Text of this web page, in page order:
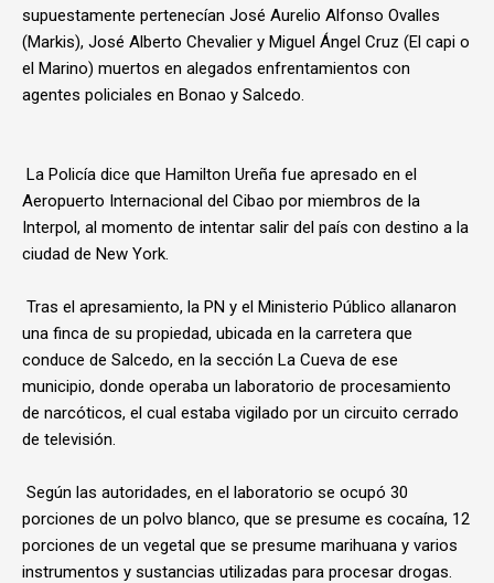
supuestamente pertenecían José Aurelio Alfonso Ovalles
(Markis), José Alberto Chevalier y Miguel Ángel Cruz (El capi o
el Marino) muertos en alegados enfrentamientos con
agentes policiales en Bonao y Salcedo.
La Policía dice que Hamilton Ureña fue apresado en el
Aeropuerto Internacional del Cibao por miembros de la
Interpol, al momento de intentar salir del país con destino a la
ciudad de New York.
Tras el apresamiento, la PN y el Ministerio Público allanaron
una finca de su propiedad, ubicada en la carretera que
conduce de Salcedo, en la sección La Cueva de ese
municipio, donde operaba un laboratorio de procesamiento
de narcóticos, el cual estaba vigilado por un circuito cerrado
de televisión.
Según las autoridades, en el laboratorio se ocupó 30
porciones de un polvo blanco, que se presume es cocaína, 12
porciones de un vegetal que se presume marihuana y varios
instrumentos y sustancias utilizadas para procesar drogas.